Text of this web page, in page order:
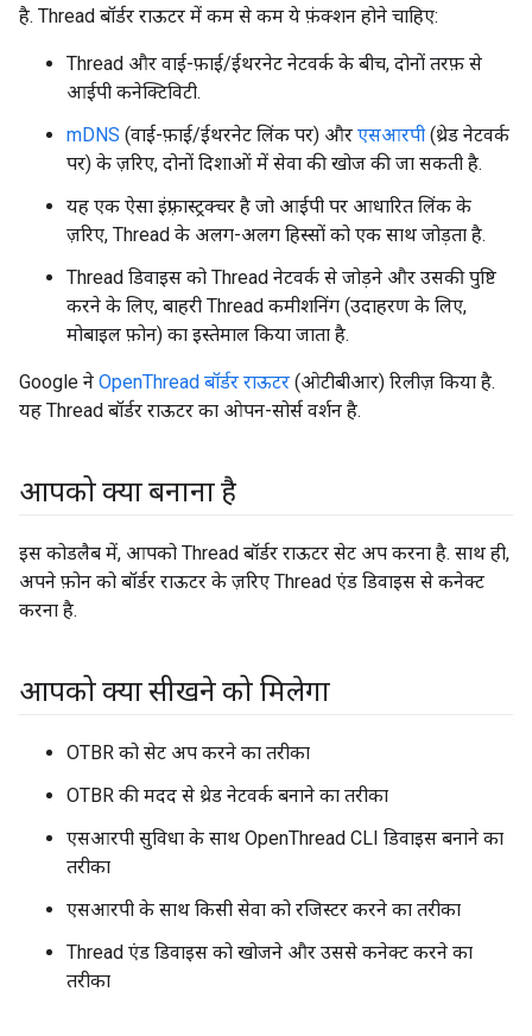
है. Thread बॉर्डर राऊटर में कम से कम ये फ़ंक्शन होने चाहिए:
Thread और वाई-फ़ाई/ईथरनेट नेटवर्क के बीच, दोनों तरफ़ से
आईपी कनेक्टिविटी.
mDNS (वाई-फ़ाई/ईथरनेट लिंक पर) और एसआरपी (थ्रेड नेटवर्क
पर) के ज़रिए, दोनों दिशाओं में सेवा की खोज की जा सकती है.
यह एक ऐसा इंफ़्रास्ट्रक्चर है जो आईपी पर आधारित लिंक के
ज़रिए, Thread के अलग-अलग हिस्सों को एक साथ जोड़ता है.
Thread डिवाइस को Thread नेटवर्क से जोड़ने और उसकी पुष्टि
करने के लिए, बाहरी Thread कमीशनिंग (उदाहरण के लिए,
मोबाइल फ़ोन) का इस्तेमाल किया जाता है.
Google ने OpenThread बॉर्डर राऊटर (ओटीबीआर) रिलीज़ किया है.
यह Thread बॉर्डर राऊटर का ओपन-सोर्स वर्शन है.
आपको क्या बनाना है
इस कोडलैब में, आपको Thread बॉर्डर राऊटर सेट अप करना है. साथ ही,
अपने फ़ोन को बॉर्डर राऊटर के ज़रिए Thread एंड डिवाइस से कनेक्ट
करना है.
आपको क्या सीखने को मिलेगा
OTBR को सेट अप करने का तरीका
OTBR की मदद से थ्रेड नेटवर्क बनाने का तरीका
एसआरपी सुविधा के साथ OpenThread CLI डिवाइस बनाने का
तरीका
एसआरपी के साथ किसी सेवा को रजिस्टर करने का तरीका
Thread एंड डिवाइस को खोजने और उससे कनेक्ट करने का
तरीका